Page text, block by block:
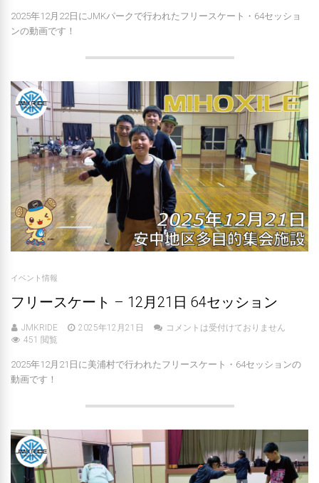
2025年12月22日にJMKパークで行われたフリースケート・64セッショ
ンの動画です！
イベント情報
フリースケート – 12月21日 64セッション
JMKRIDE 2025年12月21日
コメントは受付けておりません
451 閲覧
2025年12月21日に美浦村で行われたフリースケート・64セッションの
動画です！